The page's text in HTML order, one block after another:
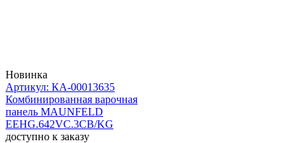
Новинка
Артикул: КА-00013635
Комбинированная варочная
панель MAUNFELD
EEHG.642VC.3CB/KG
доступно к заказу